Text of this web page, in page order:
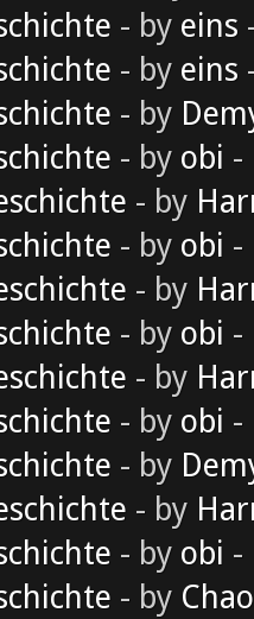
- by eins
- by eins
- by
- by obi -
- by
- by obi -
- by
- by obi -
- by
- by obi -
- by
- by
- by obi -
- by